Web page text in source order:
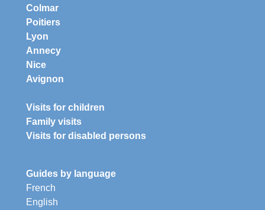
Colmar
Poitiers
Lyon
Annecy
Nice
Avignon
Visits for children
Family visits
Visits for disabled persons
Guides by language
French
English